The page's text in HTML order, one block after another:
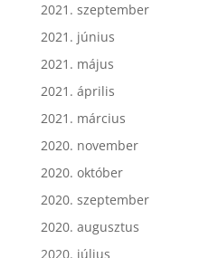
2021. szeptember
2021. június
2021. május
2021. április
2021. március
2020. november
2020. október
2020. szeptember
2020. augusztus
2020. július